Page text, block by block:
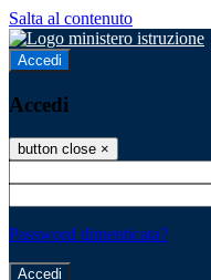
Salta al contenuto
Accedi
Accedi
button close ×
Password dimenticata?